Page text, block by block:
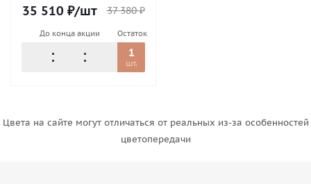
35 510 ₽/шт 37 380₽
До конца акции Остаток
1
шт.
Цвета на сайте могут отличаться от реальных из-за особенностей
цветопередачи